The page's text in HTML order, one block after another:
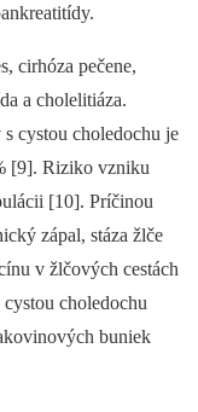
cirhóza pečene,
a cholelitiáza.
cystou choledochu je
[9]. Riziko vzniku
[10]. Príčinou
zápal, stáza žlče
v žlčových cestách
choledochu
buniek